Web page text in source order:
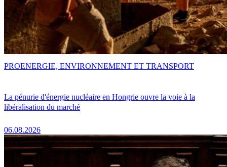
La pénurie d'énergie nucléaire en Hongrie ouvre la voie à la
libéralisation du marché
06.08.2026
PROENERGIE, ENVIRONNEMENT ET TRANSPORT